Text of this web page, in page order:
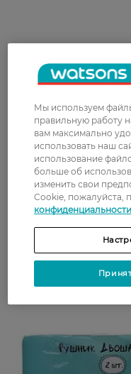
В жилых и
используются
слойные — для
порядка.
одноразовыми
безопасно
общественных
можно
пролитых
Мы используем
правильную работу
вам максимально
использовать наш
использование
больше об
изменить свои
Cookie, пожалуйста,
конфиденциальности